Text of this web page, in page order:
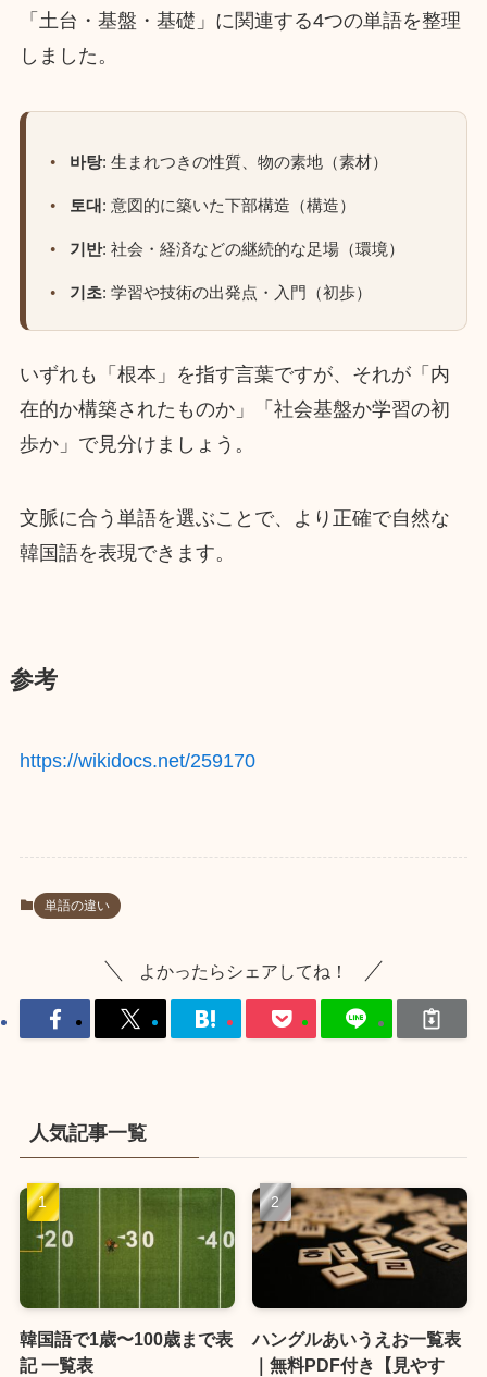
「土台・基盤・基礎」に関連する4つの単語を整理
しました。
바탕: 生まれつきの性質、物の素地（素材）
토대: 意図的に築いた下部構造（構造）
기반: 社会・経済などの継続的な足場（環境）
기초: 学習や技術の出発点・入門（初歩）
いずれも「根本」を指す言葉ですが、それが「内
在的か構築されたものか」「社会基盤か学習の初
歩か」で見分けましょう。
文脈に合う単語を選ぶことで、より正確で自然な
韓国語を表現できます。
参考
https://wikidocs.net/259170
単語の違い
よかったらシェアしてね！
人気記事一覧
韓国語で1歳〜100歳まで表
記 一覧表
ハングルあいうえお一覧表
｜無料PDF付き【見やす